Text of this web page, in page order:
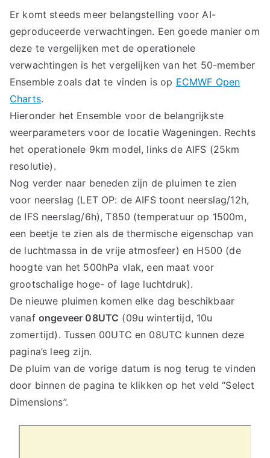
Er komt steeds meer belangstelling voor AI-
geproduceerde verwachtingen. Een goede manier om
deze te vergelijken met de operationele
verwachtingen is het vergelijken van het 50-member
Ensemble zoals dat te vinden is op ECMWF Open
Charts.
Hieronder het Ensemble voor de belangrijkste
weerparameters voor de locatie Wageningen. Rechts
het operationele 9km model, links de AIFS (25km
resolutie).
Nog verder naar beneden zijn de pluimen te zien
voor neerslag (LET OP: de AIFS toont neerslag/12h,
de IFS neerslag/6h), T850 (temperatuur op 1500m,
een beetje te zien als de thermische eigenschap van
de luchtmassa in de vrije atmosfeer) en H500 (de
hoogte van het 500hPa vlak, een maat voor
grootschalige hoge- of lage luchtdruk).
De nieuwe pluimen komen elke dag beschikbaar
vanaf ongeveer 08UTC (09u wintertijd, 10u
zomertijd). Tussen 00UTC en 08UTC kunnen deze
pagina’s leeg zijn.
De pluim van de vorige datum is nog terug te vinden
door binnen de pagina te klikken op het veld “Select
Dimensions”.